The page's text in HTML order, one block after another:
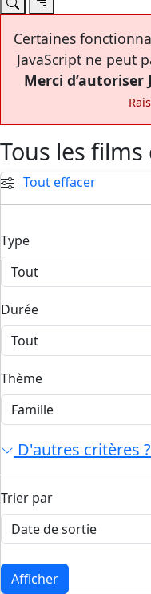
Certaines
JavaScript ne peut
Merci d’autoriser
Tous les
Tout effacer
Type
Durée
Thème
D'autres critères ?
Trier par
Afficher